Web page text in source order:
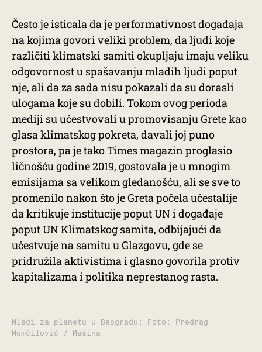
Često je isticala da je performativnost događaja
na kojima govori veliki problem, da ljudi koje
različiti klimatski samiti okupljaju imaju veliku
odgovornost u spašavanju mladih ljudi poput
nje, ali da za sada nisu pokazali da su dorasli
ulogama koje su dobili. Tokom ovog perioda
mediji su učestvovali u promovisanju Grete kao
glasa klimatskog pokreta, davali joj puno
prostora, pa je tako Times magazin proglasio
ličnošću godine 2019, gostovala je u mnogim
emisijama sa velikom gledanošću, ali se sve to
promenilo nakon što je Greta počela učestalije
da kritikuje institucije poput UN i događaje
poput UN Klimatskog samita, odbijajući da
učestvuje na samitu u Glazgovu, gde se
pridružila aktivistima i glasno govorila protiv
kapitalizama i politika neprestanog rasta.
Mladi za planetu u Beogradu; Foto: Predrag
Momčilović / Mašina